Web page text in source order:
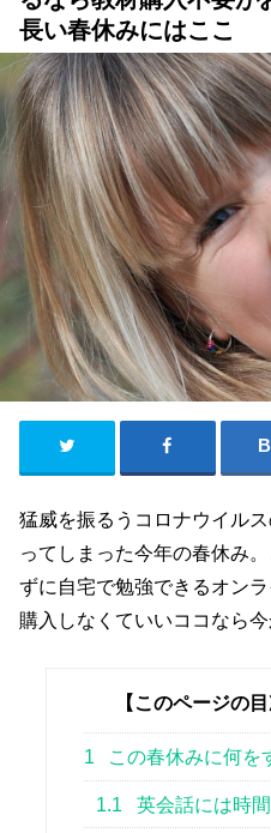
長い春休みにはここ
猛威を振るうコロナウイル
ってしまった今年の春休み
ずに自宅で勉強できるオン
購入しなくていいココなら今
【このページの目
1 この春休みに何を
1.1 英会話には時